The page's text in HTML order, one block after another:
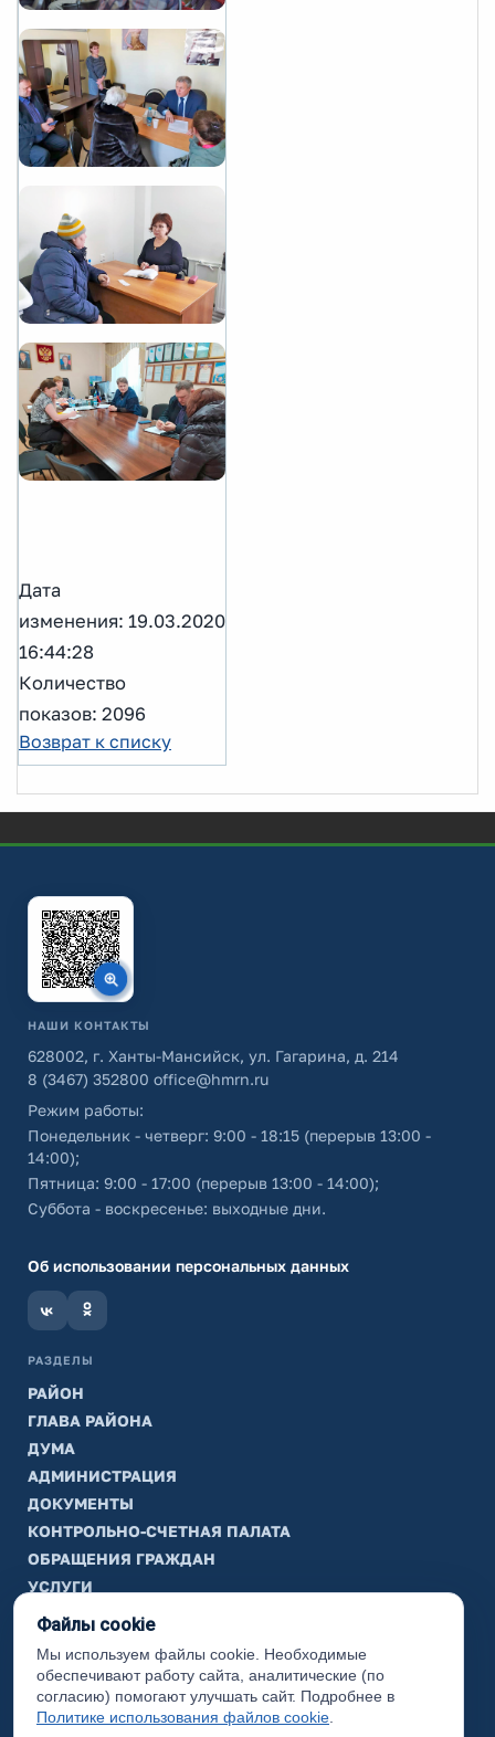
Дата
изменения: 19.03.2020
16:44:28
Количество
показов: 2096
Возврат к списку
НАШИ КОНТАКТЫ
628002, г. Ханты-Мансийск, ул. Гагарина, д. 214
8 (3467) 352800 office@hmrn.ru
Режим работы:
Понедельник - четверг: 9:00 - 18:15 (перерыв 13:00 -
14:00);
Пятница: 9:00 - 17:00 (перерыв 13:00 - 14:00);
Суббота - воскресенье: выходные дни.
Об использовании персональных данных
РАЗДЕЛЫ
РАЙОН
ГЛАВА РАЙОНА
ДУМА
АДМИНИСТРАЦИЯ
ДОКУМЕНТЫ
КОНТРОЛЬНО-СЧЕТНАЯ ПАЛАТА
ОБРАЩЕНИЯ ГРАЖДАН
УСЛУГИ
ТИК
ИНФОРМАЦИЯ
Законодательная карта
Карта сайта
Файлы cookie
Мы используем файлы cookie. Необходимые
обеспечивают работу сайта, аналитические (по
согласию) помогают улучшать сайт. Подробнее в
Политике использования файлов cookie